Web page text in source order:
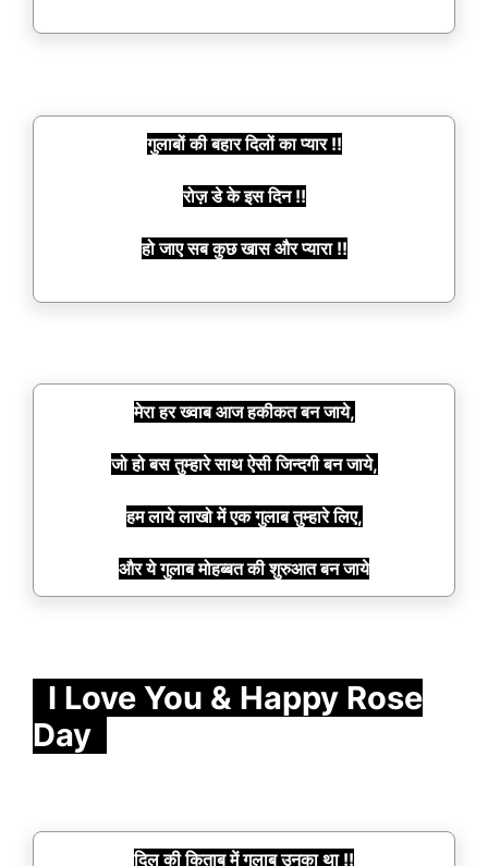
गुलाबों की बहार दिलों का प्यार !!
रोज़ डे के इस दिन !!
हो जाए सब कुछ खास और प्यारा !!
मेरा हर ख्वाब आज हकीकत बन जाये,
जो हो बस तुम्हारे साथ ऐसी जिन्दगी बन जाये,
हम लाये लाखो में एक गुलाब तुम्हारे लिए,
और ये गुलाब मोहब्बत की शुरुआत बन जाये
I Love You & Happy Rose
Day
दिल की किताब में गुलाब उनका था !!